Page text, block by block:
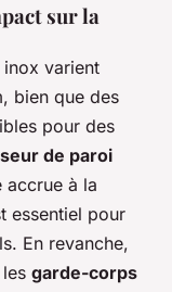
sur la
inox varient
bien que des
pour des
de paroi
accrue à la
essentiel pour
En revanche,
garde-corps